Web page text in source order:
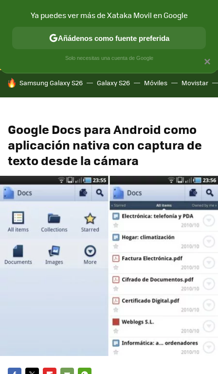
CONECTIVIDAD MÓVIL Y SOCIEDAD APLICACIONES
HOY SE HABLA DE
Samsung Galaxy S26 Galaxy S26 Móviles Movistar
Google Docs para Android como
aplicación nativa con captura de
texto desde la cámara
×
Ya puedes ver más de Xataka Movil en Google
Añádenos como fuente preferida
Solo necesitas una cuenta de Google